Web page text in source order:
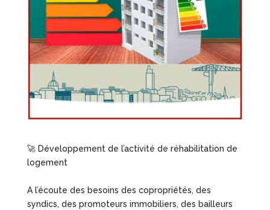
🚀 Développement de l’activité de réhabilitation de
logement
A l’écoute des besoins des copropriétés, des
syndics, des promoteurs immobiliers, des bailleurs